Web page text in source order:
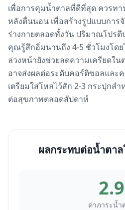
เพื่อการคุมน้ำตาลที่ดีที่สุด ควรท
หลังตื่นนอน เพื่อสร้างรูปแบบการ
ร่างกายตลอดทั้งวัน ปริมาณโปร
คุณรู้สึกอิ่มนานถึง 4-5 ชั่วโมงโดย
ล่วงหน้ายังช่วยลดความเครียดใน
อาจส่งผลต่อระดับคอร์ติซอลและ
เตรียมใส่โหลไว้สัก 2-3 กระปุกส
ต่อสุขภาพตลอดสัปดาห์
ผลกระทบต่อน้ำตาล
2.9
ค่าภาระน้ำ